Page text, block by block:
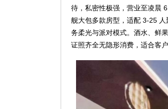
待，私密性极强，营业至凌晨
舰大包多款房型，适配 3-25
务柔光与派对模式。酒水、鲜
证照齐全无隐形消费，适合客